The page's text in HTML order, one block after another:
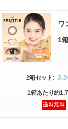
ワ
1
2箱セット :
1箱あたり約